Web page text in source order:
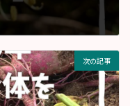
次の記事